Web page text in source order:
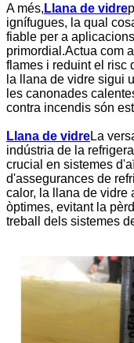
A més, Llana de vidre
ignífugues, la qual
fiable per a
primordial.Actua com
flames i reduint el risc
la llana de vidre sigui
les canonades
contra incendis són
Llana de vidreLa
indústria de la
crucial en sistemes
d'assegurances de
calor, la llana de vidre
òptimes, evitant la
treball dels sistemes